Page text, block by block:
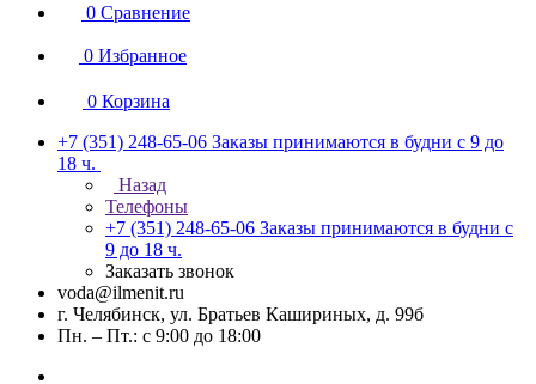
0 Сравнение
0 Избранное
0 Корзина
+7 (351) 248-65-06 Заказы принимаются в будни с 9 до
18 ч.
Назад
Телефоны
+7 (351) 248-65-06 Заказы принимаются в будни с
9 до 18 ч.
Заказать звонок
voda@ilmenit.ru
г. Челябинск, ул. Братьев Кашириных, д. 99б
Пн. – Пт.: с 9:00 до 18:00